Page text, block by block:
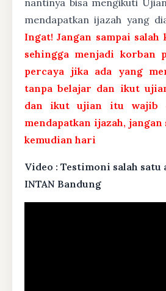
mendapatkan ijazah yang
Ingat! Jangan sampai
sehingga menjadi korban
percaya jika ada yang
tanpa belajar dan ikut
dan ikut ujian itu wajib
mendapatkan ijazah, jangan
kemudian hari
Video : Testimoni salah satu
INTAN Bandung